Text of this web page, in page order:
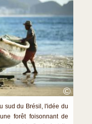
©
sud du Brésil, l'idée du
forêt foisonnant de